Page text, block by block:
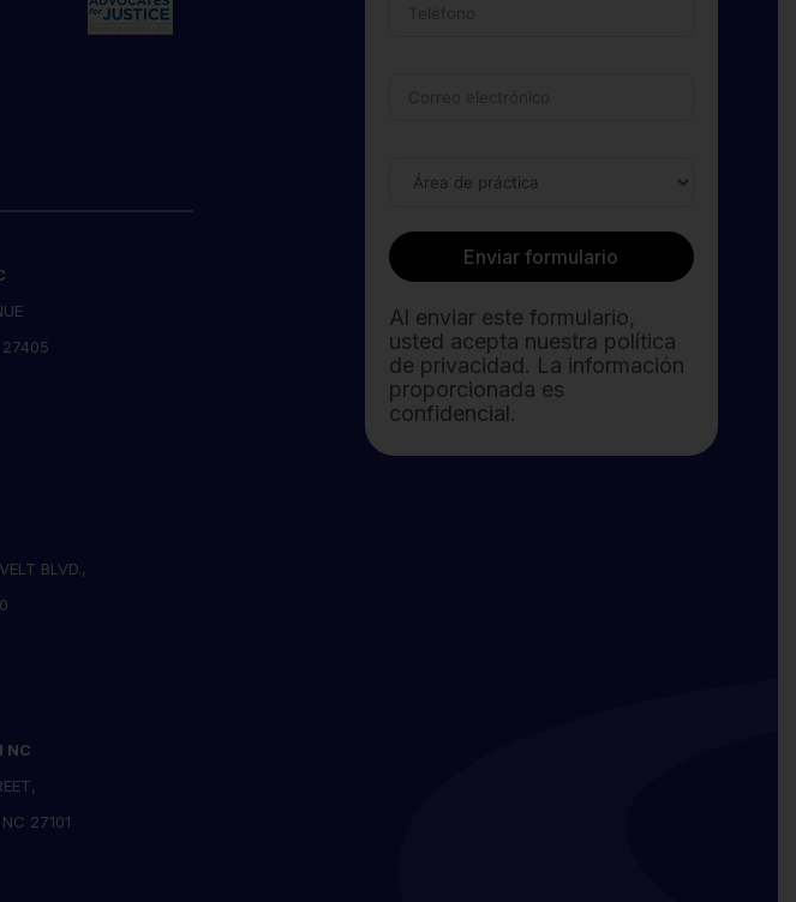
27405
BLVD.,
NC
27101
Enviar formulario
Al enviar este formulario,
usted acepta nuestra política
de privacidad. La información
proporcionada es
confidencial.